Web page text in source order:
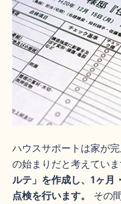
ハウスサポートは家が
の始まりだと考えていま
ルテ」を作成し、1ヶ月
点検を行います。
その